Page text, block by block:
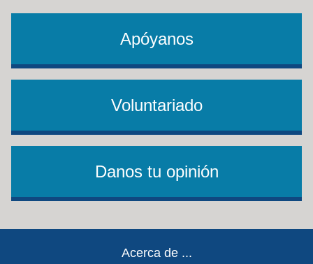
Apóyanos
Voluntariado
Danos tu opinión
Acerca de ...